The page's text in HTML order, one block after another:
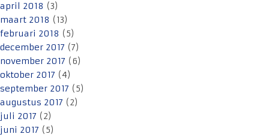
april 2018 (3)
maart 2018 (13)
februari 2018 (5)
december 2017 (7)
november 2017 (6)
oktober 2017 (4)
september 2017 (5)
augustus 2017 (2)
juli 2017 (2)
juni 2017 (5)